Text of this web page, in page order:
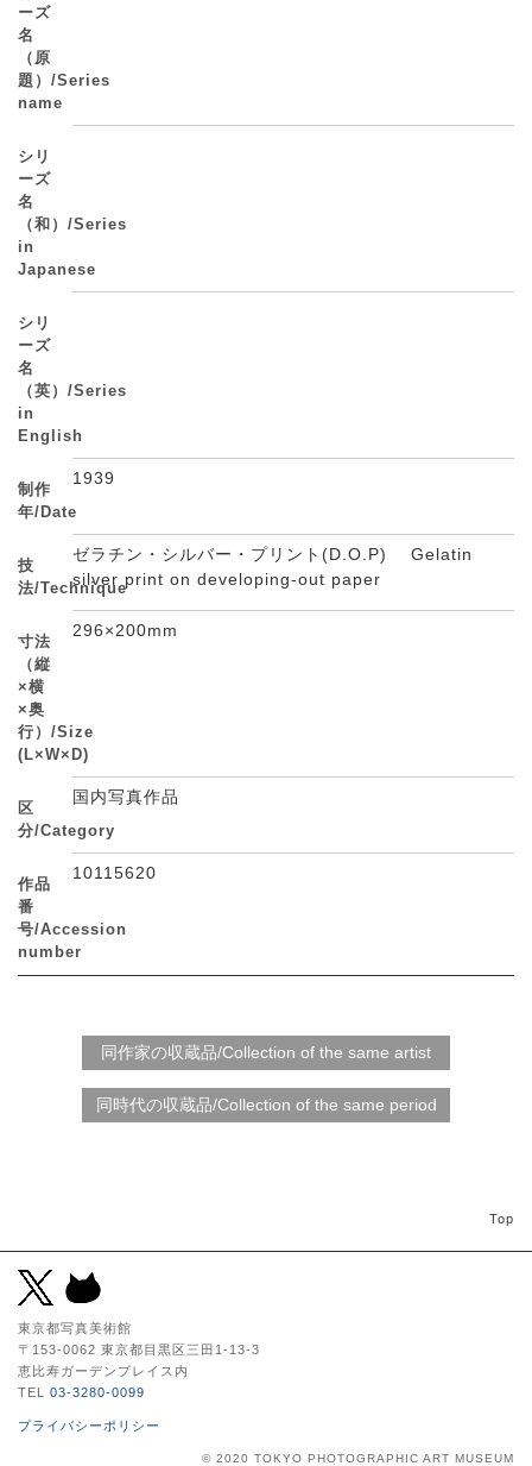
ーズ
名
（原
題）/Series
name
シリ
ーズ
名
（和）/Series
in
Japanese
シリ
ーズ
名
（英）/Series
in
English
制作
年/Date
1939
技
法/Technique
ゼラチン・シルバー・プリント(D.O.P) Gelatin
silver print on developing-out paper
寸法
（縦
×横
×奥
行）/Size
(L×W×D)
296×200mm
区
分/Category
国内写真作品
作品
番
号/Accession
number
10115620
Top
東京都写真美術館
〒153-0062 東京都目黒区三田1-13-3
恵比寿ガーデンプレイス内
TEL 03-3280-0099
プライバシーポリシー
© 2020 TOKYO PHOTOGRAPHIC ART MUSEUM